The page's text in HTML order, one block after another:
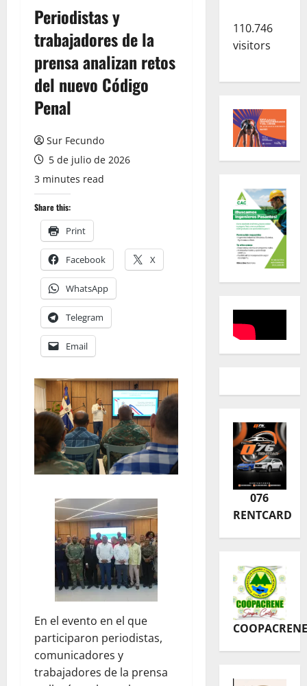
Periodistas y
trabajadores de la
prensa analizan retos
del nuevo Código
Penal
Sur Fecundo
5 de julio de 2026
3 minutes read
Share this:
Print
Facebook X
WhatsApp
Telegram
Email
En el evento en el que
participaron periodistas,
comunicadores y
trabajadores de la prensa
110.746
visitors
076
RENTCARD
COOPACRENE